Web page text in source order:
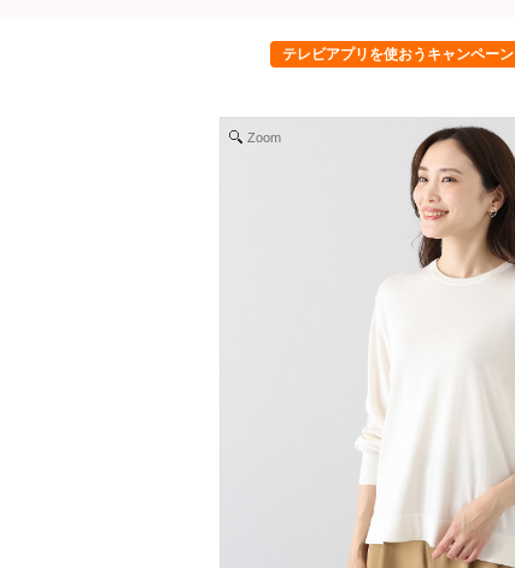
テレビアプリを使おうキャンペーン
Zoom